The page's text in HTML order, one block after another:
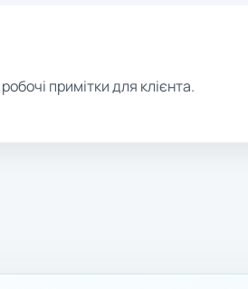
примітки для клієнта.